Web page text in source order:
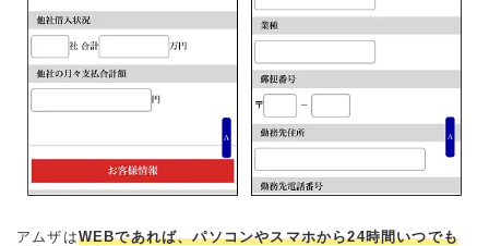
アムザはWEBであれば、パソコンやスマホから24時間いつでも